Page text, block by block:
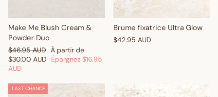
Make Me Blush Cream &
Powder Duo
Prix
régulier
$46.95 AUD Prix
réduit
À partir de
$30.00 AUD
Épargnez $16.95
AUD
Brume fixatrice Ultra Glow
$42.95 AUD
LAST CHANCE